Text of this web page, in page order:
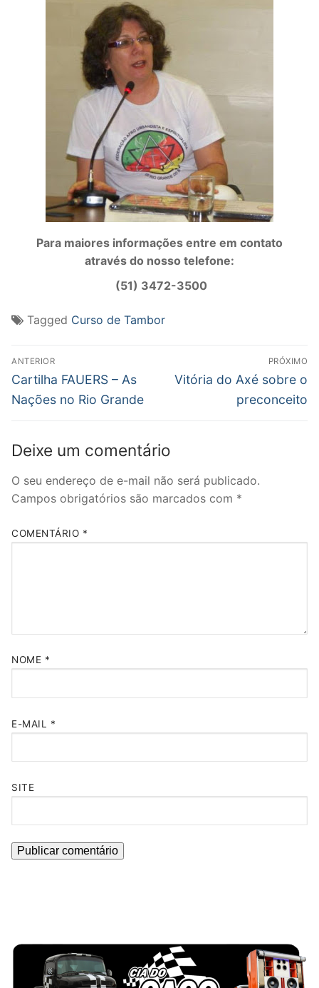
Para maiores informações entre em contato
através do nosso telefone:
(51) 3472-3500
Tagged Curso de Tambor
Navegação
de
Post
ANTERIOR
Post
anterior:
Cartilha FAUERS – As
Nações no Rio Grande
PRÓXIMO
Próximo
Vitória do Axé sobre o
preconceito
Deixe um comentário
O seu endereço de e-mail não será publicado.
Campos obrigatórios são marcados com *
COMENTÁRIO *
NOME *
E-MAIL *
SITE